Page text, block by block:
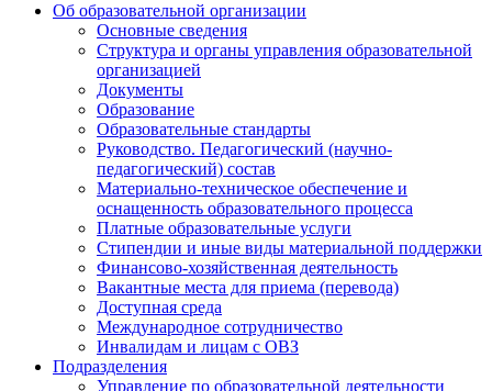
Об образовательной организации
Основные сведения
Структура и органы управления образовательной
организацией
Документы
Образование
Образовательные стандарты
Руководство. Педагогический (научно-
педагогический) состав
Материально-техническое обеспечение и
оснащенность образовательного процесса
Платные образовательные услуги
Стипендии и иные виды материальной поддержки
Финансово-хозяйственная деятельность
Вакантные места для приема (перевода)
Доступная среда
Международное сотрудничество
Инвалидам и лицам с ОВЗ
Подразделения
Управление по образовательной деятельности